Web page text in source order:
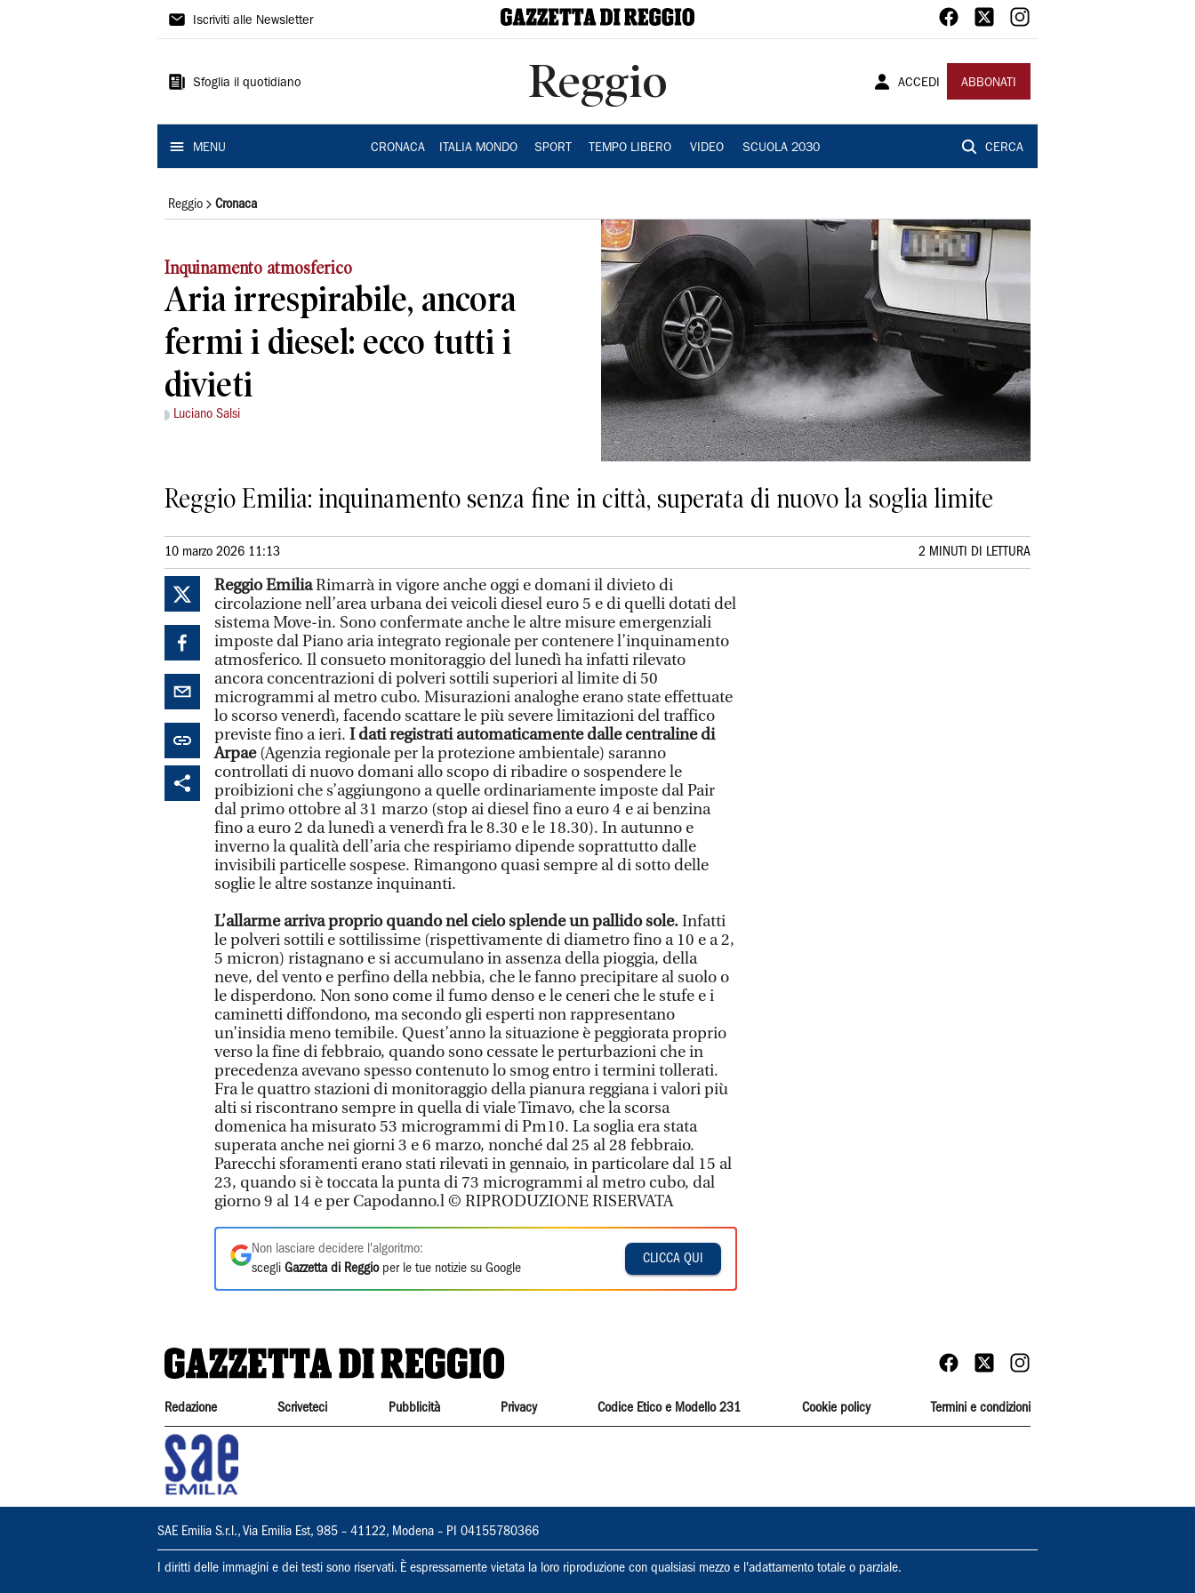
Gazzetta
Reggio
Iscriviti alle Newsletter
Sfoglia il quotidiano Reggio ACCEDI ABBONATI
MENU CRONACA ITALIA MONDO SPORT TEMPO LIBERO VIDEO SCUOLA 2030 CERCA
Reggio Cronaca
Inquinamento atmosferico
Aria irrespirabile, ancora
fermi i diesel: ecco tutti i
divieti
Luciano Salsi
Reggio Emilia: inquinamento senza fine in città, superata di nuovo la soglia limite
10 marzo 2026 11:13 2 MINUTI DI LETTURA
Reggio EmiliaRimarrà in vigore anche oggi e domani il divieto di
circolazione nell’area urbana dei veicoli diesel euro 5 e di quelli dotati del
sistema Move-in. Sono confermate anche le altre misure emergenziali
imposte dal Piano aria integrato regionale per contenere l’inquinamento
atmosferico. Il consueto monitoraggio del lunedì ha infatti rilevato
ancora concentrazioni di polveri sottili superiori al limite di 50
microgrammi al metro cubo. Misurazioni analoghe erano state effettuate
lo scorso venerdì, facendo scattare le più severe limitazioni del traffico
previste fino a ieri. I dati registrati automaticamente dalle centraline di
Arpae(Agenzia regionale per la protezione ambientale) saranno
controllati di nuovo domani allo scopo di ribadire o sospendere le
proibizioni che s’aggiungono a quelle ordinariamente imposte dal Pair
dal primo ottobre al 31 marzo (stop ai diesel fino a euro 4 e ai benzina
fino a euro 2 da lunedì a venerdì fra le 8.30 e le 18.30). In autunno e
inverno la qualità dell’aria che respiriamo dipende soprattutto dalle
invisibili particelle sospese. Rimangono quasi sempre al di sotto delle
soglie le altre sostanze inquinanti.
L’allarme arriva proprio quando nel cielo splende un pallido sole.Infatti
le polveri sottili e sottilissime (rispettivamente di diametro fino a 10 e a 2,
5 micron) ristagnano e si accumulano in assenza della pioggia, della
neve, del vento e perfino della nebbia, che le fanno precipitare al suolo o
le disperdono. Non sono come il fumo denso e le ceneri che le stufe e i
caminetti diffondono, ma secondo gli esperti non rappresentano
un’insidia meno temibile. Quest’anno la situazione è peggiorata proprio
verso la fine di febbraio, quando sono cessate le perturbazioni che in
precedenza avevano spesso contenuto lo smog entro i termini tollerati.
Fra le quattro stazioni di monitoraggio della pianura reggiana i valori più
alti si riscontrano sempre in quella di viale Timavo, che la scorsa
domenica ha misurato 53 microgrammi di Pm10. La soglia era stata
superata anche nei giorni 3 e 6 marzo, nonché dal 25 al 28 febbraio.
Parecchi sforamenti erano stati rilevati in gennaio, in particolare dal 15 al
23, quando si è toccata la punta di 73 microgrammi al metro cubo, dal
giorno 9 al 14 e per Capodanno.l © RIPRODUZIONE RISERVATA
Non lasciare decidere l'algoritmo:
scegli Gazzetta di Reggioper le tue notizie su Google
CLICCA QUI
Redazione Scriveteci Pubblicità Privacy Codice Etico e Modello 231 Cookie policy Termini e condizioni
SAE Emilia S.r.l., Via Emilia Est, 985 – 41122, Modena – PI 04155780366
I diritti delle immagini e dei testi sono riservati. È espressamente vietata la loro riproduzione con qualsiasi mezzo e l'adattamento totale o parziale.